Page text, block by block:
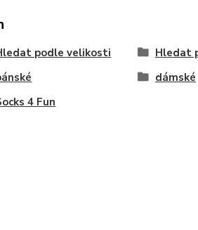
podle velikosti Hledat
dámské
4 Fun